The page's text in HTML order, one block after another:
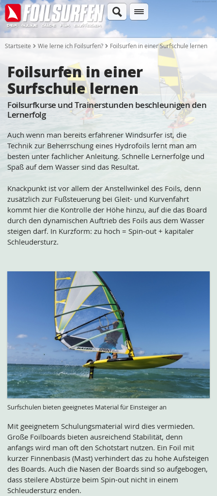
Startseite Wie lerne ich Foilsurfen? Foilsurfen in einer Surfschule lernen
Foilsurfen in einer
Surfschule lernen
Foilsurfkurse und Trainerstunden beschleunigen den
Lernerfolg
Auch wenn man bereits erfahrener Windsurfer ist, die
Technik zur Beherrschung eines Hydrofoils lernt man am
besten unter fachlicher Anleitung. Schnelle Lernerfolge und
Spaß auf dem Wasser sind das Resultat.
Knackpunkt ist vor allem der Anstellwinkel des Foils, denn
zusätzlich zur Fußsteuerung bei Gleit- und Kurvenfahrt
kommt hier die Kontrolle der Höhe hinzu, auf die das Board
durch den dynamischen Auftrieb des Foils aus dem Wasser
steigen darf. In Kurzform: zu hoch = Spin-out + kapitaler
Schleudersturz.
Surfschulen bieten geeignetes Material für Einsteiger an
Mit geeignetem Schulungsmaterial wird dies vermieden.
Große Foilboards bieten ausreichend Stabilität, denn
anfangs wird man oft den Schotstart nutzen. Ein Foil mit
kurzer Finnenbasis (Mast) verhindert das zu hohe Aufsteigen
des Boards. Auch die Nasen der Boards sind so aufgebogen,
dass steilere Abstürze beim Spin-out nicht in einem
Schleudersturz enden.